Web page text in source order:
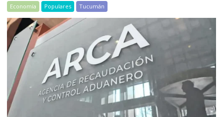
Economía Populares Tucumán